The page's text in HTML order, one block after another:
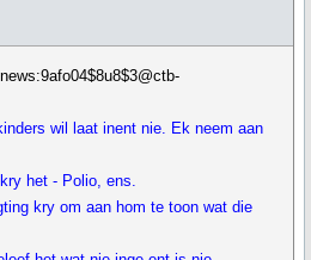
wil laat inent nie. Ek neem aan
het - Polio, ens.
kry om aan hom te toon wat die